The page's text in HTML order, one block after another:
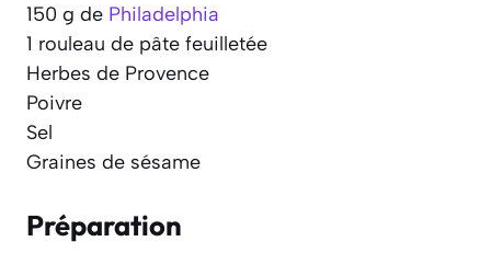
150 g de Philadelphia
1 rouleau de pâte feuilletée
Herbes de Provence
Poivre
Sel
Graines de sésame
Préparation